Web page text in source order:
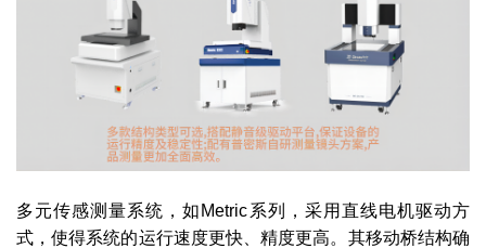
多元传感测量系统，如Metric系列，采用直线电机驱动方
式，使得系统的运行速度更快、精度更高。其移动桥结构确